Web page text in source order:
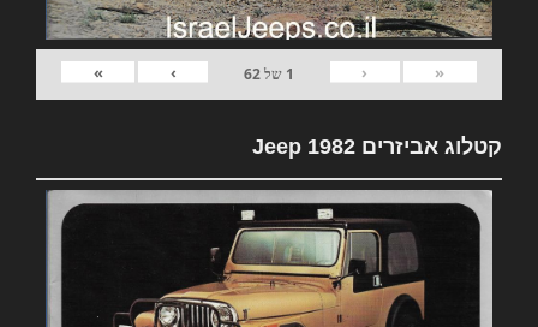
«
‹
1 של62
›
»
קטלוג אביזרים 1982 Jeep